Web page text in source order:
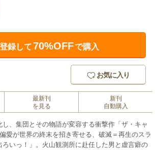
録して70%OFFで購入
お気に入り
最新刊
を見る
新刊
自動購入
、集団とその物語が変容する衝撃作「ザ・キャ
愛が世界の終末を招き寄せる、破滅＝再生のスラ
ろいっ！」。火山観測所に赴任した男と虚言癖の